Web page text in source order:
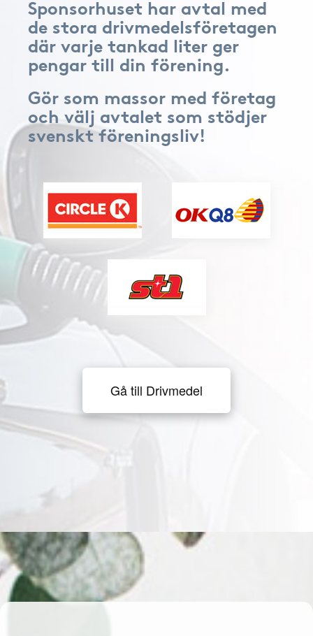
Sponsorhuset har avtal med
de stora drivmedelsföretagen
där varje tankad liter ger
pengar till din förening.
Gör som massor med företag
och välj avtalet som stödjer
svenskt föreningsliv!
Gå till Drivmedel